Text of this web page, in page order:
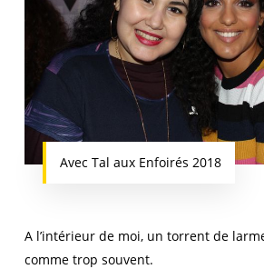
Avec Tal aux Enfoirés 2018
A l’intérieur de moi, un torrent de
comme trop souvent.